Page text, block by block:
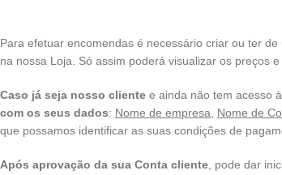
Para efetuar encomendas é necessário criar ou ter de
na nossa Loja. Só assim poderá visualizar os preços
Caso já seja nosso cliente e ainda não tem acesso
com os seus dados: Nome de empresa Nome de
que possamos identificar as suas condições de
Após aprovação da sua Conta cliente , pode dar